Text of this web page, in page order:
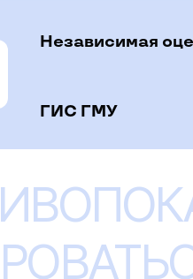
Независимая
ГИС ГМУ